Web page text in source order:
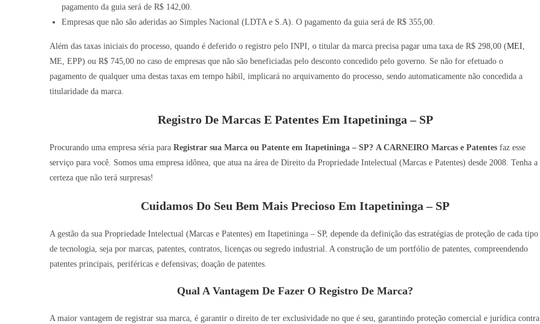
pagamento da guia será de R$ 142,00.
Empresas que não são aderidas ao Simples Nacional (LDTA e S.A). O pagamento da guia será de R$ 355,00.
Além das taxas iniciais do processo, quando é deferido o registro pelo INPI, o titular da marca precisa pagar uma taxa de R$ 298,00 (MEI
ME, EPP) ou R$ 745,00 no caso de empresas que não são beneficiadas pelo desconto concedido pelo governo. Se não for efetuado o
pagamento de qualquer uma destas taxas em tempo hábil, implicará no arquivamento do processo, sendo automaticamente não concedida a
titularidade da marca.
Registro De Marcas E Patentes Em Itapetininga – SP
Procurando uma empresa séria para Registrar sua Marca ou Patente em Itapetininga – SP? A CARNEIRO Marcas e Patentes faz esse
serviço para você. Somos uma empresa idônea, que atua na área de Direito da Propriedade Intelectual (Marcas e Patentes) desde 2008. Tenha a
certeza que não terá surpresas!
Cuidamos Do Seu Bem Mais Precioso Em Itapetininga – SP
A gestão da sua Propriedade Intelectual (Marcas e Patentes) em Itapetininga – SP, depende da definição das estratégias de proteção de cada tipo
de tecnologia, seja por marcas, patentes, contratos, licenças ou segredo industrial. A construção de um portfólio de patentes, compreendendo
patentes principais, periféricas e defensivas; doação de patentes.
Qual A Vantagem De Fazer O Registro De Marca?
A maior vantagem de registrar sua marca, é garantir o direito de ter exclusividade no que é seu, garantindo proteção comercial e jurídica contra